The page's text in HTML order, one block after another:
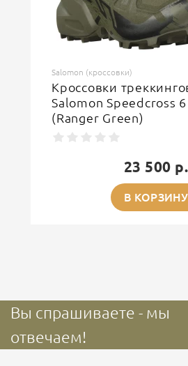
ОСТАВИТЬ ОТЗЫВ
Salomon (кроссовки)
Кроссовки
Salomon Speedcross
(Ranger Green)
23 500 р.
В КОРЗИНУ
Вы спрашиваете - мы
отвечаем!